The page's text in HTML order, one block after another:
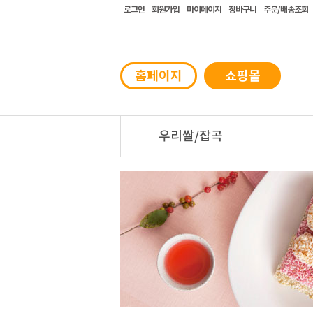
로그인 회원가입 마이페이지 장바구니 주문/배송조회
홈페이지 쇼핑몰
우리쌀/잡곡